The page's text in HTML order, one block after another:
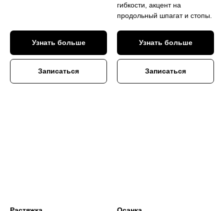
Узнать больше
Записаться
гибкости, акцент на
продольный шпагат и стопы.
Узнать больше
Записаться